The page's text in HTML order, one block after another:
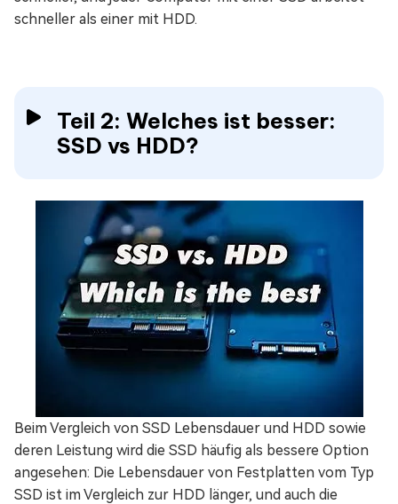
schneller als einer mit HDD.
Teil 2: Welches ist besser:
SSD vs HDD?
Beim Vergleich von SSD Lebensdauer und HDD sowie
deren Leistung wird die SSD häufig als bessere Option
angesehen: Die Lebensdauer von Festplatten vom Typ
SSD ist im Vergleich zur HDD länger, und auch die